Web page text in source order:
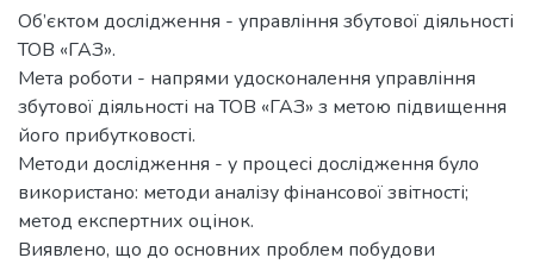
Об’єктом дослідження - управління збутової діяльності
ТОВ «ГАЗ».
Мета роботи - напрями удосконалення управління
збутової діяльності на ТОВ «ГАЗ» з метою підвищення
його прибутковості.
Методи дослідження - у процесі дослідження було
використано: методи аналізу фінансової звітності;
метод експертних оцінок.
Виявлено, що до основних проблем побудови